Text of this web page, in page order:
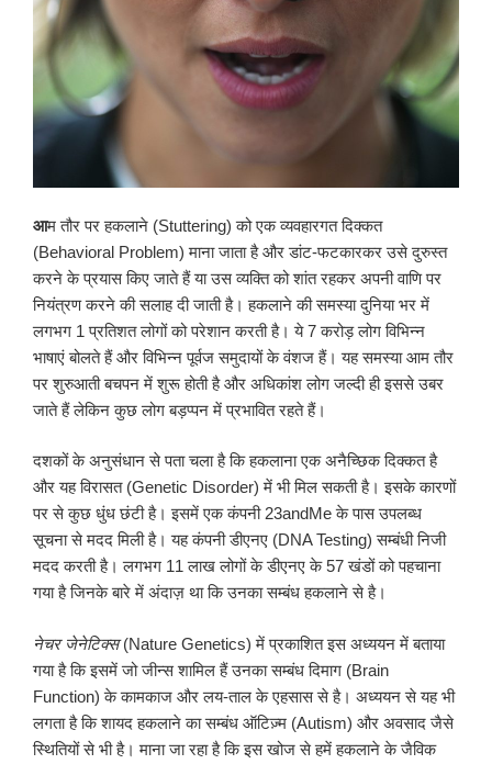
आम तौर पर हकलाने (Stuttering) को एक व्यवहारगत दिक्कत
(Behavioral Problem) माना जाता है और डांट-फटकारकर उसे दुरुस्त
करने के प्रयास किए जाते हैं या उस व्यक्ति को शांत रहकर अपनी वाणि पर
नियंत्रण करने की सलाह दी जाती है। हकलाने की समस्या दुनिया भर में
लगभग 1 प्रतिशत लोगों को परेशान करती है। ये 7 करोड़ लोग विभिन्न
भाषाएं बोलते हैं और विभिन्न पूर्वज समुदायों के वंशज हैं। यह समस्या आम तौर
पर शुरुआती बचपन में शुरू होती है और अधिकांश लोग जल्दी ही इससे उबर
जाते हैं लेकिन कुछ लोग बड़प्पन में प्रभावित रहते हैं।
दशकों के अनुसंधान से पता चला है कि हकलाना एक अनैच्छिक दिक्कत है
और यह विरासत (Genetic Disorder) में भी मिल सकती है। इसके कारणों
पर से कुछ धुंध छंटी है। इसमें एक कंपनी 23andMe के पास उपलब्ध
सूचना से मदद मिली है। यह कंपनी डीएनए (DNA Testing) सम्बंधी निजी
मदद करती है। लगभग 11 लाख लोगों के डीएनए के 57 खंडों को पहचाना
गया है जिनके बारे में अंदाज़ था कि उनका सम्बंध हकलाने से है।
नेचर जेनेटिक्स(Nature Genetics) में प्रकाशित इस अध्ययन में बताया
गया है कि इसमें जो जीन्स शामिल हैं उनका सम्बंध दिमाग (Brain
Function) के कामकाज और लय-ताल के एहसास से है। अध्ययन से यह भी
लगता है कि शायद हकलाने का सम्बंध ऑटिज़्म (Autism) और अवसाद जैसे
स्थितियों से भी है। माना जा रहा है कि इस खोज से हमें हकलाने के जैविक